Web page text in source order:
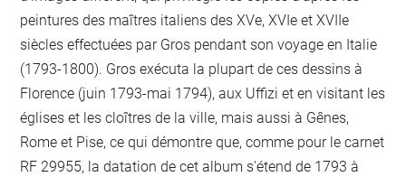
peintures des maîtres italiens des XVe, XVIe et XVIIe
siècles effectuées par Gros pendant son voyage en Italie
(1793-1800). Gros exécuta la plupart de ces dessins à
Florence (juin 1793-mai 1794), aux Uffizi et en visitant les
églises et les cloîtres de la ville, mais aussi à Gênes,
Rome et Pise, ce qui démontre que, comme pour le carnet
RF 29955, la datation de cet album s'étend de 1793 à